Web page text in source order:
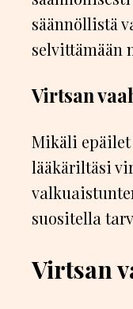
säännöllistä
selvittämään
Virtsan
Mikäli epäilet
lääkäriltäsi
suositella
Virtsan